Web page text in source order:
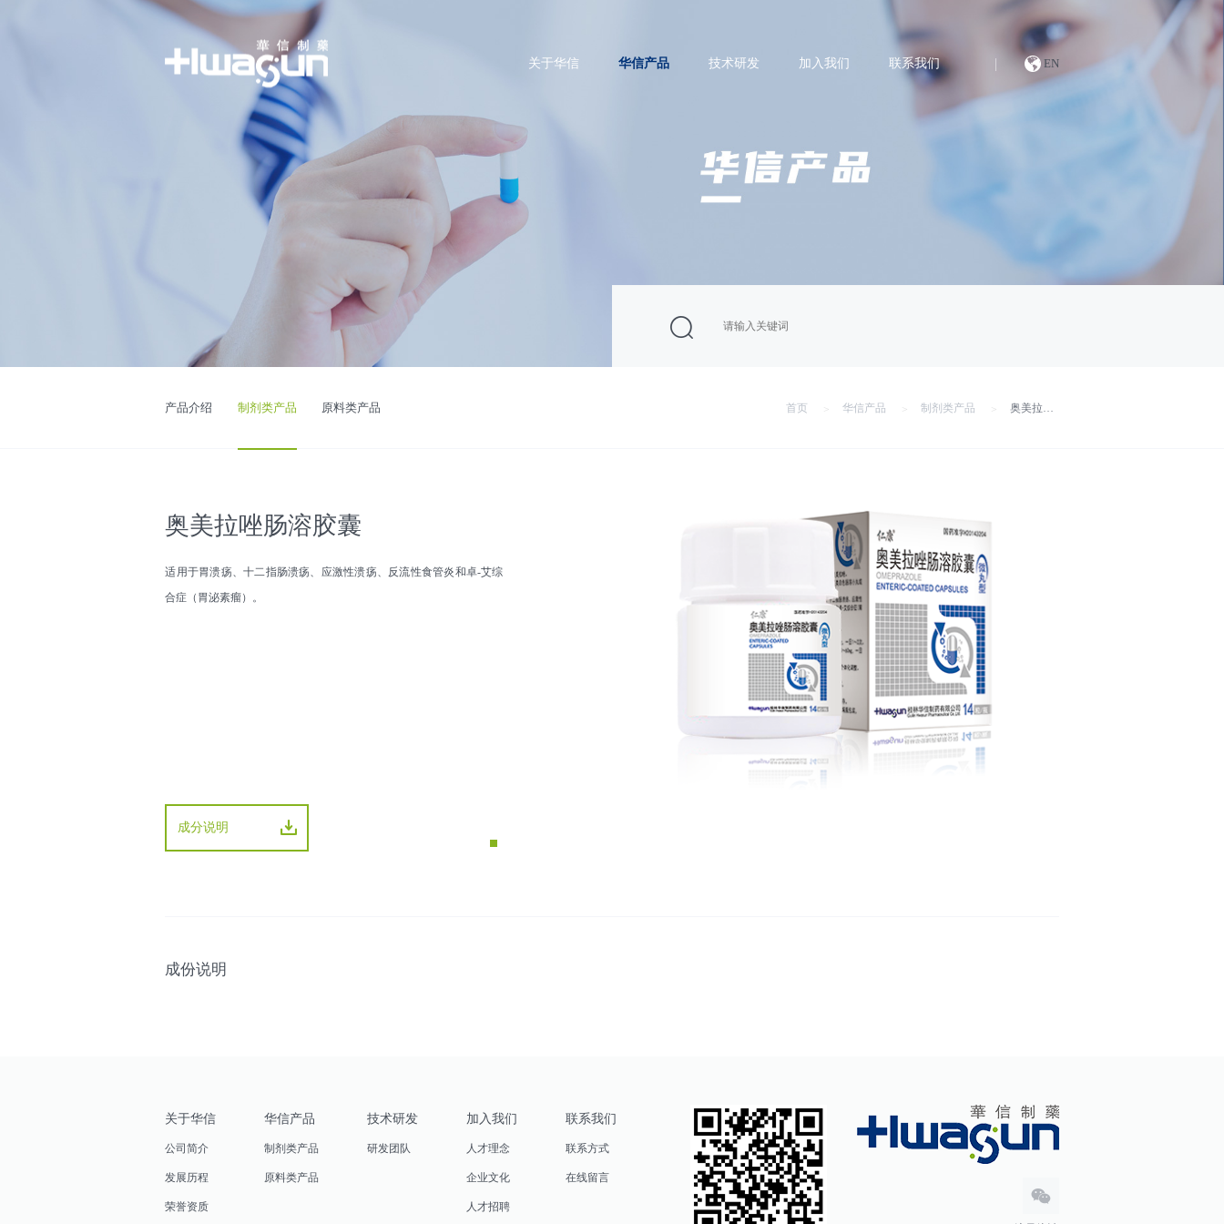
关于华信 华信产品 技术研发 加入我们 联系我们 EN
产品介绍 制剂类产品 原料类产品 首页 华信产品 制剂类产品 奥美拉唑肠溶胶囊
奥美拉唑肠溶胶囊
适用于胃溃疡、十二指肠溃疡、应激性溃疡、反流性食管炎和卓-艾综
合症（胃泌素瘤）。
成分说明
成份说明
关于华信
公司简介
发展历程
荣誉资质
华信产品
制剂类产品
原料类产品
技术研发
研发团队
加入我们
人才理念
企业文化
人才招聘
联系我们
联系方式
在线留言